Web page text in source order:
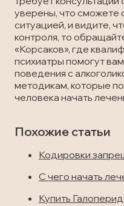
уверены, что сможете
ситуацией, и видите,
контроля, то
«Корсаков», где
психиатры помогут
поведения с
методикам, которые
человека начать
Похожие статьи
Кодировки
С чего начать
Купить